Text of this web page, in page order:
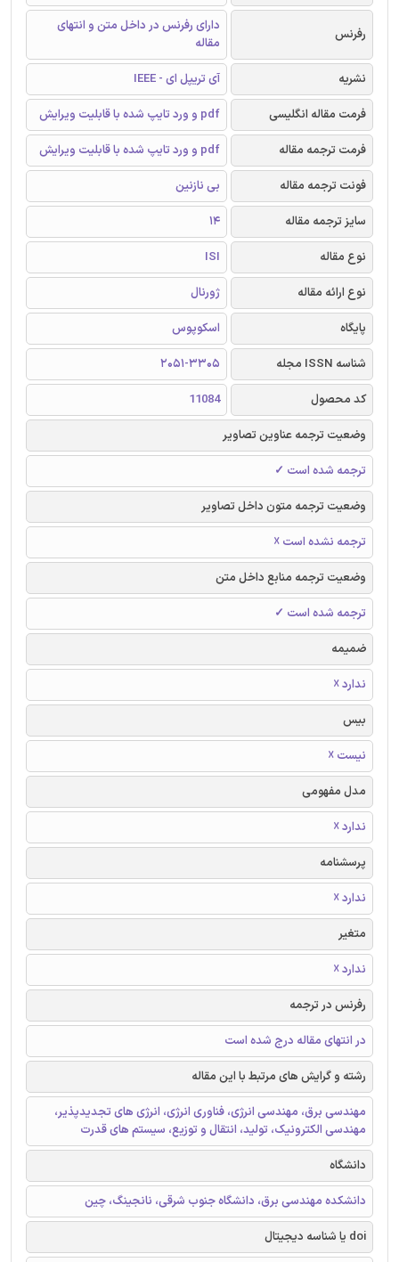
رفرنس
دارای رفرنس در داخل متن و انتهای
مقاله
نشریه
آی تریپل ای - IEEE
فرمت مقاله انگلیسی
pdf و ورد تایپ شده با قابلیت ویرایش
فرمت ترجمه مقاله
pdf و ورد تایپ شده با قابلیت ویرایش
فونت ترجمه مقاله
بی نازنین
سایز ترجمه مقاله
14
نوع مقاله
ISI
نوع ارائه مقاله
ژورنال
پایگاه
اسکوپوس
شناسه ISSN مجله
2051-3305
کد محصول
11084
وضعیت ترجمه عناوین تصاویر
ترجمه شده است ✓
وضعیت ترجمه متون داخل تصاویر
ترجمه نشده است ☓
وضعیت ترجمه منابع داخل متن
ترجمه شده است ✓
ضمیمه
ندارد ☓
بیس
نیست ☓
مدل مفهومی
ندارد ☓
پرسشنامه
ندارد ☓
متغیر
ندارد ☓
رفرنس در ترجمه
در انتهای مقاله درج شده است
رشته و گرایش های مرتبط با این مقاله
مهندسی برق، مهندسی انرژی، فناوری انرژی، انرژی های تجدیدپذیر،
مهندسی الکترونیک، تولید، انتقال و توزیع، سیستم های قدرت
دانشگاه
دانشکده مهندسی برق، دانشگاه جنوب شرقی، نانجینگ، چین
doi یا شناسه دیجیتال